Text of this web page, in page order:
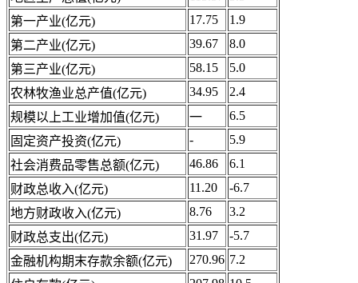
第一产业(亿元)
17.75
1.9
第二产业(亿元)
39.67
8.0
第三产业(亿元)
58.15
5.0
农林牧渔业总产值(亿元)
34.95
2.4
规模以上工业增加值(亿元)
一
6.5
固定资产投资(亿元)
-
5.9
社会消费品零售总额(亿元)
46.86
6.1
财政总收入(亿元)
11.20
-6.7
地方财政收入(亿元)
8.76
3.2
财政总支出(亿元)
31.97
-5.7
金融机构期末存款余额(亿元)
270.96 7.2